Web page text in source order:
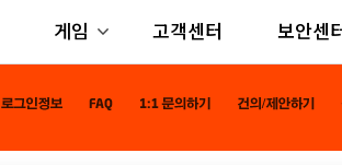
게임 고객센터 보안센